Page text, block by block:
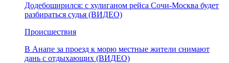
Додебоширился: с хулиганом рейса Сочи-Москва будет
разбираться судья (ВИДЕО)
Происшествия
В Анапе за проезд к морю местные жители снимают
дань с отдыхающих (ВИДЕО)